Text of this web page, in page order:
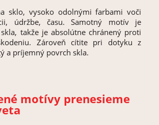
sklo, vysoko odolnými farbami voči
údržbe, času. Samotný motív je
takže je absolútne chránený proti
Zároveň cítite pri dotyku z
a príjemný povrch skla.
motívy prenesieme